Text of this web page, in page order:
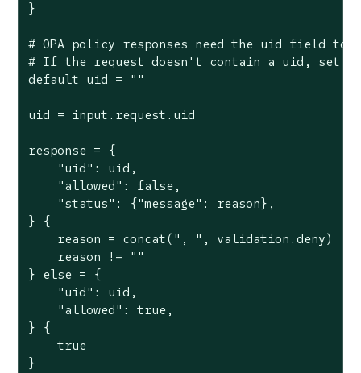
}
# OPA policy responses need the uid field to
# If the request doesn't contain a uid, set
default uid = ""
uid = input.request.uid
response = {
    "uid": uid,
    "allowed": false,
    "status": {"message": reason},
} {
    reason = concat(", ", validation.deny)
    reason != ""
} else = {
    "uid": uid,
    "allowed": true,
} {
    true
}